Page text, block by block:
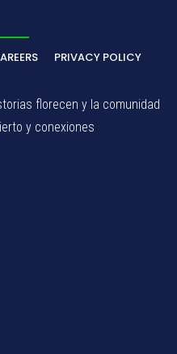
PRIVACY POLICY
florecen y la comunidad
y conexiones